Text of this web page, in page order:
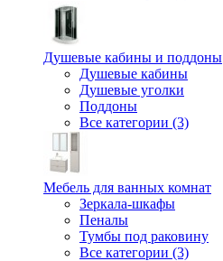
Душевые кабины и поддоны
Душевые кабины
Душевые уголки
Поддоны
Все категории (3)
Мебель для ванных комнат
Зеркала-шкафы
Пеналы
Тумбы под раковину
Все категории (3)